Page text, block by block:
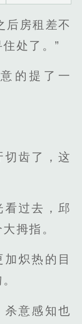
后房租差不
处了。”
的提了一
齿了，这
看过去，邱
拇指。
炽热的目
杀意感知也